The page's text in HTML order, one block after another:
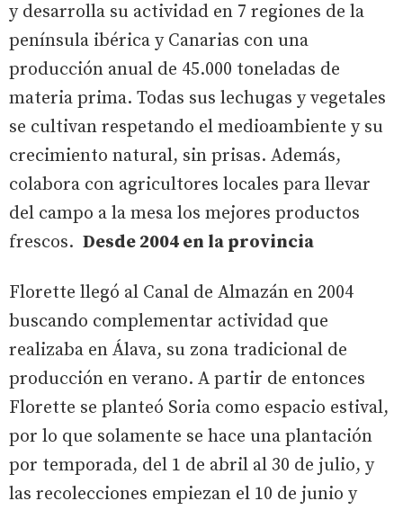
y desarrolla su actividad en 7 regiones de la
península ibérica y Canarias con una
producción anual de 45.000 toneladas de
materia prima. Todas sus lechugas y vegetales
se cultivan respetando el medioambiente y su
crecimiento natural, sin prisas. Además,
colabora con agricultores locales para llevar
del campo a la mesa los mejores productos
frescos. Desde 2004 en la provincia
Florette llegó al Canal de Almazán en 2004
buscando complementar actividad que
realizaba en Álava, su zona tradicional de
producción en verano. A partir de entonces
Florette se planteó Soria como espacio estival,
por lo que solamente se hace una plantación
por temporada, del 1 de abril al 30 de julio, y
las recolecciones empiezan el 10 de junio y